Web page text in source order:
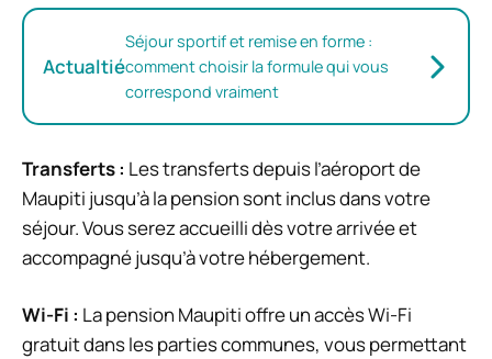
Actualtié
Séjour sportif et remise en forme :
comment choisir la formule qui vous
correspond vraiment
Transferts : Les transferts depuis l’aéroport de
Maupiti jusqu’à la pension sont inclus dans votre
séjour. Vous serez accueilli dès votre arrivée et
accompagné jusqu’à votre hébergement.
Wi-Fi : La pension Maupiti offre un accès Wi-Fi
gratuit dans les parties communes, vous permettant